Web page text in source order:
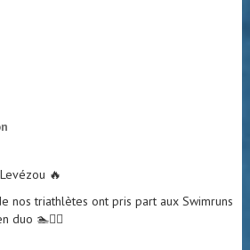
🔥
duo 🏊🏃‍♂️
14ème en 1h30’23
32ème en 1h46’38
» avec Alexis Segala termine